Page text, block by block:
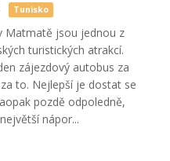
Tunisko
Matmatě jsou jednou z
turistických atrakcí.
zájezdový autobus za
to. Nejlepší je dostat se
pozdě odpoledně,
nápor...